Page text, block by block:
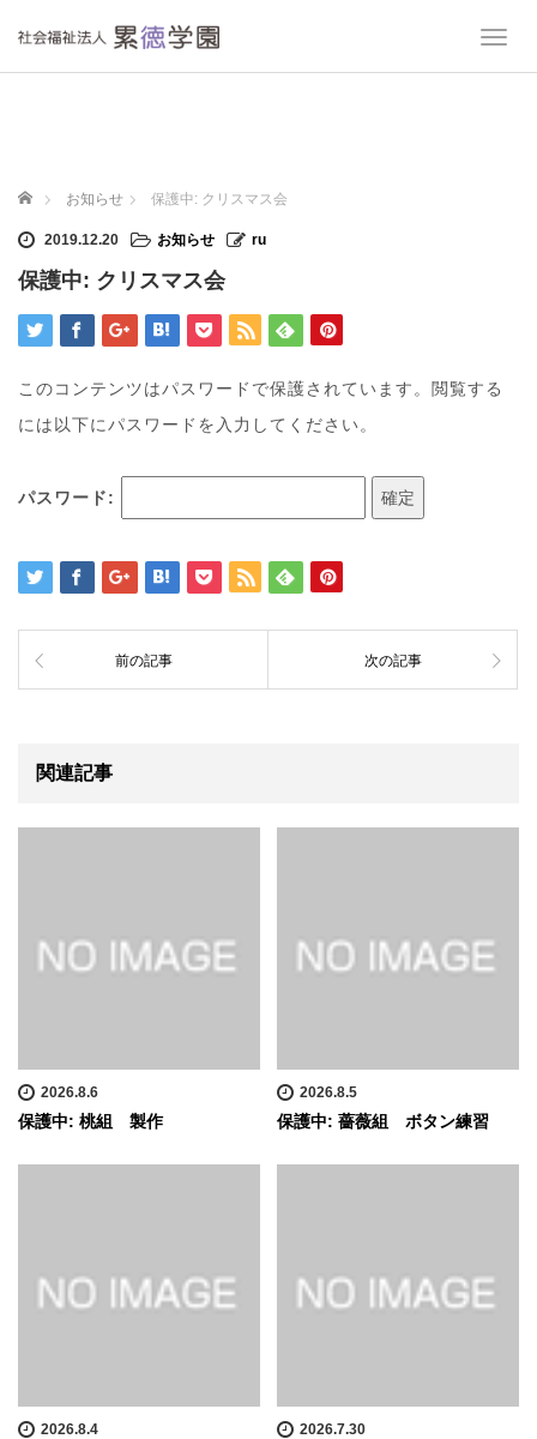
T
n
ホーム お知らせ 保護中: クリスマス会
2019.12.20 お知らせ ru
保護中: クリスマス会
このコンテンツはパスワードで保護されています。閲覧する
には以下にパスワードを入力してください。
パスワード:
前の記事 次の記事
関連記事
2026.8.6
保護中: 桃組 製作
2026.8.5
保護中: 薔薇組 ボタン練習
2026.8.4 2026.7.30